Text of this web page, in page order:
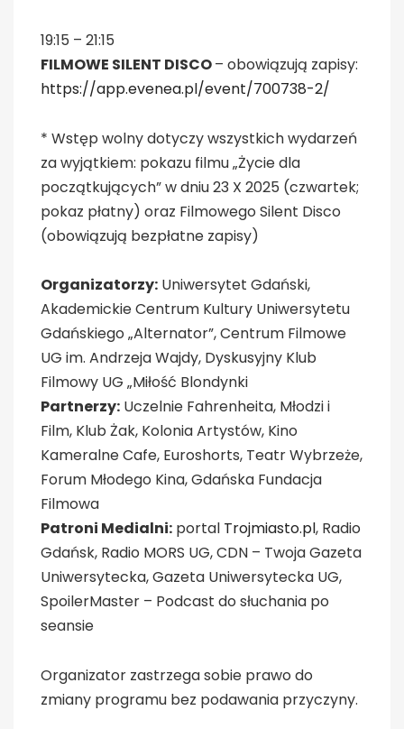
19:15 – 21:15
FILMOWE SILENT DISCO– obowiązują zapisy:
https://app.evenea.pl/event/700738-2/
* Wstęp wolny dotyczy wszystkich wydarzeń
za wyjątkiem: pokazu filmu „Życie dla
początkujących” w dniu 23 X 2025 (czwartek;
pokaz płatny) oraz Filmowego Silent Disco
(obowiązują bezpłatne zapisy)
Organizatorzy: Uniwersytet Gdański,
Akademickie Centrum Kultury Uniwersytetu
Gdańskiego „Alternator”, Centrum Filmowe
UG im. Andrzeja Wajdy, Dyskusyjny Klub
Filmowy UG „Miłość Blondynki
Partnerzy: Uczelnie Fahrenheita, Młodzi i
Film, Klub Żak, Kolonia Artystów, Kino
Kameralne Cafe, Euroshorts, Teatr Wybrzeże,
Forum Młodego Kina, Gdańska Fundacja
Filmowa
Patroni Medialni: portal Trojmiasto.pl, Radio
Gdańsk, Radio MORS UG, CDN – Twoja Gazeta
Uniwersytecka, Gazeta Uniwersytecka UG,
SpoilerMaster – Podcast do słuchania po
seansie
Organizator zastrzega sobie prawo do
zmiany programu bez podawania przyczyny.